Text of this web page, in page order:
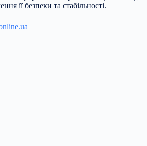
її безпеки та стабільності.